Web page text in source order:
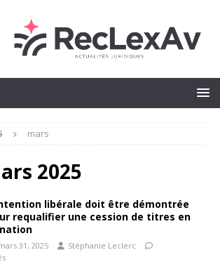
mars
2025
libérale doit être démontrée
requalifier une cession de titres en
31, 2025
Stéphanie Leclerc